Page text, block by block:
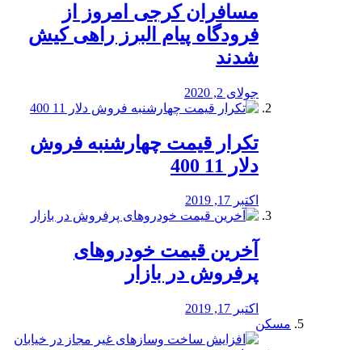
مسافران کرجی امروز از
فرودگاه پیام البرز راهی کیش
شدند
جولای 2, 2020
تکرار قیمت چهارشنبه فروش
دلار 11 400
اکتبر 17, 2019
آخرین قیمت خودرو‌های
پرفروش در بازار
اکتبر 17, 2019
مسکن